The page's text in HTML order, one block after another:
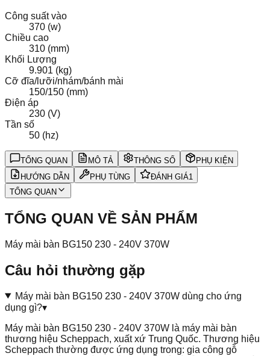
Công suất vào
370 (w)
Chiều cao
310 (mm)
Khối Lượng
9.901 (kg)
Cỡ đĩa/lưỡi/nhám/bánh mài
150/150 (mm)
Điện áp
230 (V)
Tần số
50 (hz)
TỔNG QUAN MÔ TẢ THÔNG SỐ
PHỤ KIỆN
HƯỚNG DẪN
PHỤ TÙNG ĐÁNH GIÁ1
TỔNG QUAN
TỔNG QUAN VỀ SẢN PHẨM
Máy mài bàn BG150 230 - 240V 370W
Câu hỏi thường gặp
Máy mài bàn BG150 230 - 240V 370W dùng cho ứng
dụng gì?▾
Máy mài bàn BG150 230 - 240V 370W là máy mài bàn
thương hiệu Scheppach, xuất xứ Trung Quốc. Thương hiệu
Scheppach thường được ứng dụng trong: gia công gỗ